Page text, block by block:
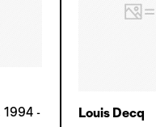
1994 -
Louis Decq